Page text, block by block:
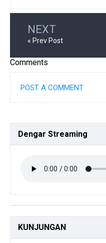
NEXT
« Prev Post
Comments
POST A COMMENT
Dengar Streaming
KUNJUNGAN